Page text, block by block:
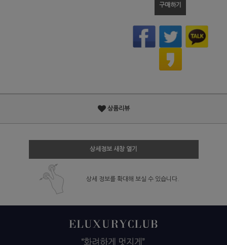
구매하기
상품리뷰
상세정보 새창 열기
상세 정보를 확대해 보실 수 있습니다.